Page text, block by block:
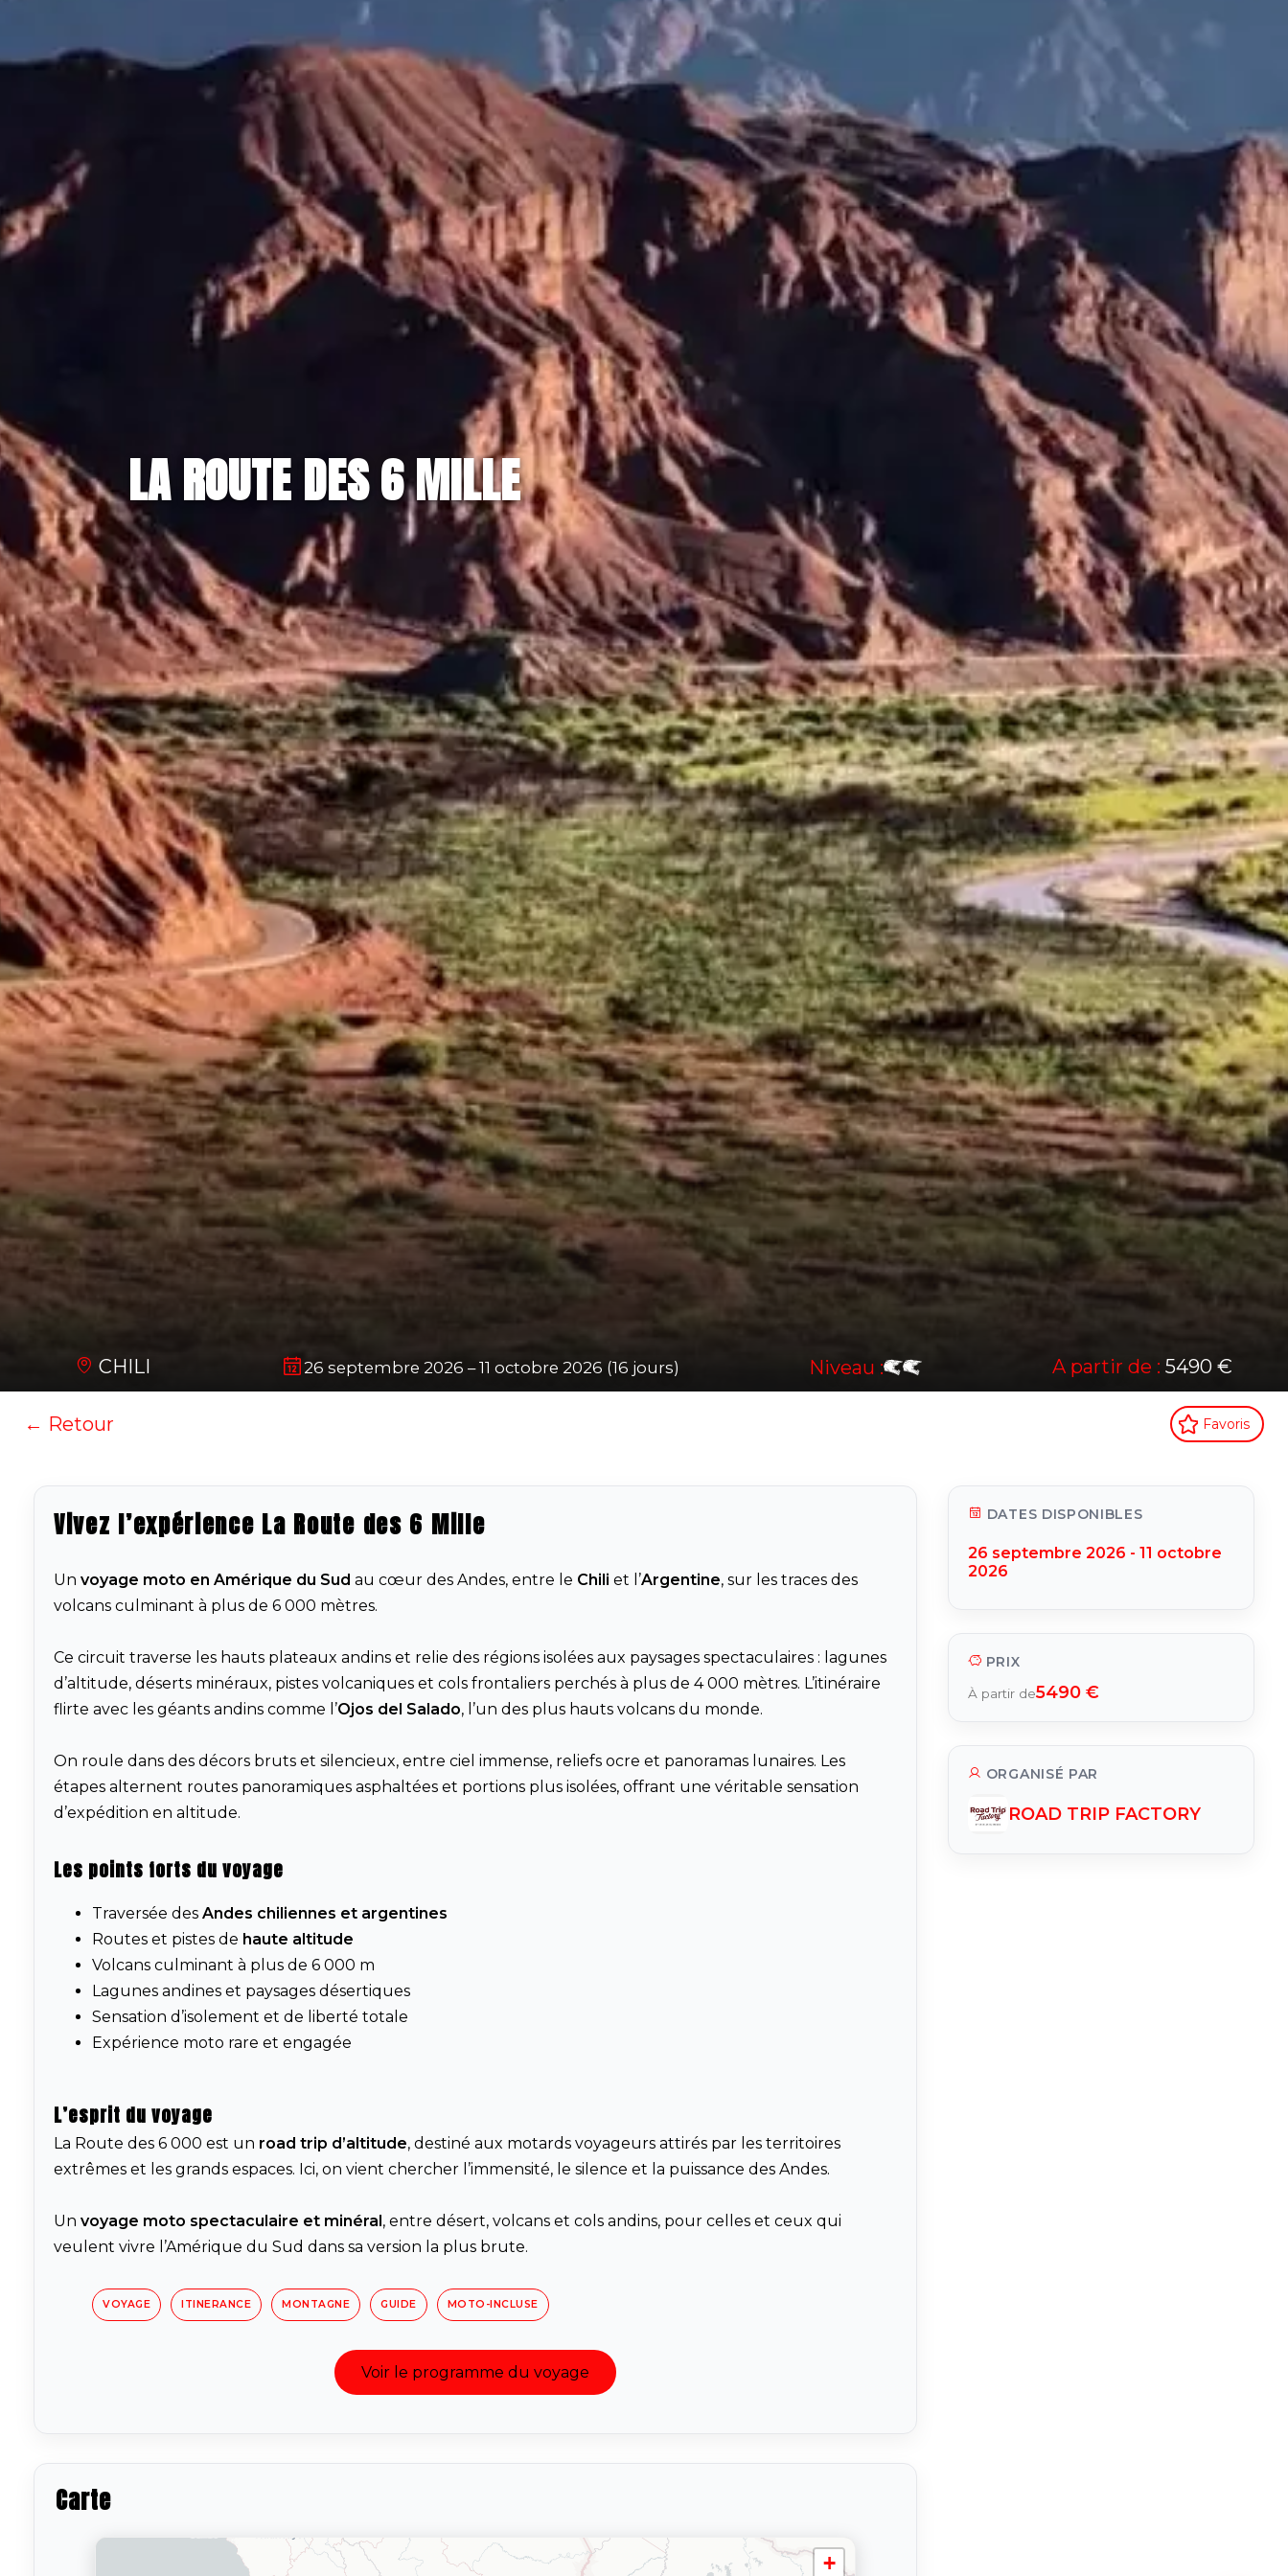
LA ROUTE DES 6 MILLE
CHILI 26 septembre 2026 – 11 octobre 2026 (16 jours) Niveau : A partir de :5490 €
← Retour Favoris
Vivez l’expérience La Route des 6 Mille
Un voyage moto en Amérique du Sud au cœur des Andes, entre le Chili et l’Argentine, sur les traces des
volcans culminant à plus de 6 000 mètres.
Ce circuit traverse les hauts plateaux andins et relie des régions isolées aux paysages spectaculaires : lagunes
d’altitude, déserts minéraux, pistes volcaniques et cols frontaliers perchés à plus de 4 000 mètres. L’itinéraire
flirte avec les géants andins comme l’Ojos del Salado, l’un des plus hauts volcans du monde.
On roule dans des décors bruts et silencieux, entre ciel immense, reliefs ocre et panoramas lunaires. Les
étapes alternent routes panoramiques asphaltées et portions plus isolées, offrant une véritable sensation
d’expédition en altitude.
Les points forts du voyage
Traversée des Andes chiliennes et argentines
Routes et pistes de haute altitude
Volcans culminant à plus de 6 000 m
Lagunes andines et paysages désertiques
Sensation d’isolement et de liberté totale
Expérience moto rare et engagée
L’esprit du voyage
La Route des 6 000 est un road trip d’altitude, destiné aux motards voyageurs attirés par les territoires
extrêmes et les grands espaces. Ici, on vient chercher l’immensité, le silence et la puissance des Andes.
Un voyage moto spectaculaire et minéral, entre désert, volcans et cols andins, pour celles et ceux qui
veulent vivre l’Amérique du Sud dans sa version la plus brute.
VOYAGE ITINERANCE MONTAGNE GUIDE MOTO-INCLUSE
Voir le programme du voyage
Carte
+
DATES DISPONIBLES
26 septembre 2026 - 11 octobre
2026
PRIX
À partir de5490 €
ORGANISÉ PAR
ROAD TRIP FACTORY